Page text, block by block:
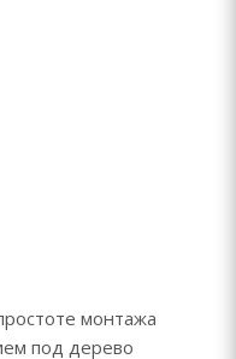
монтажа
под дерево